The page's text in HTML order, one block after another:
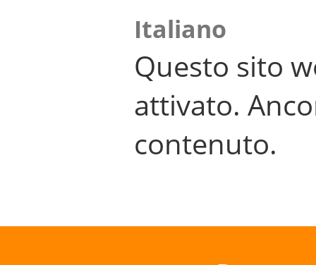
Italiano
Questo sito
attivato.
contenuto.